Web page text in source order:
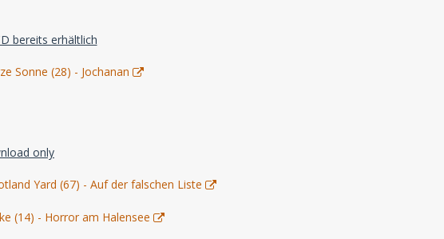
bereits erhältlich
Sonne (28) - Jochanan
only
Yard (67) - Auf der falschen Liste
(14) - Horror am Halensee